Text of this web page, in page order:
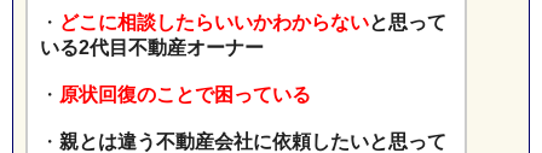
・ どこに相談したらいいかわからないと思って
いる2代目不動産オーナー
・ 原状回復のことで困っている
・ 親とは違う不動産会社に依頼したいと思って